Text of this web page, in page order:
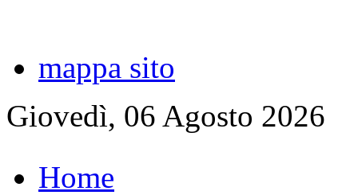
mappa sito
Giovedì, 06 Agosto 2026
Home